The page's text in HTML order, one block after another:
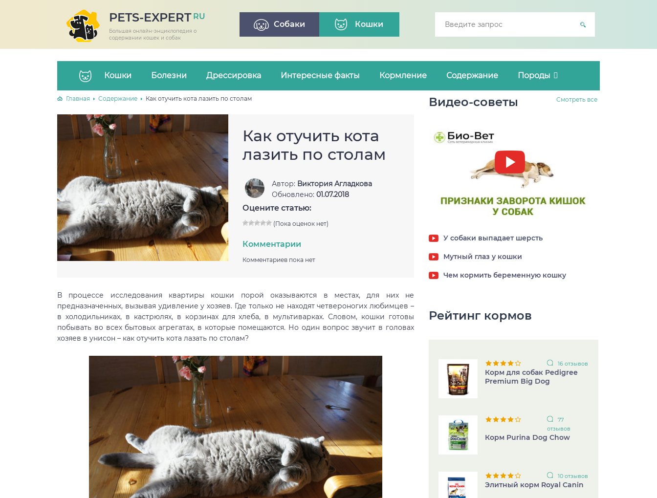
PETS-EXPERT RU
Большая онлайн-энциклопедия о
содержании кошек и собак
Собаки Кошки
Кошки Болезни Дрессировка Интересные факты Кормление Содержание Породы
Главная Содержание Как отучить кота лазить по столам
Как отучить кота
лазить по столам
Автор: Виктория Агладкова
Обновлено: 01.07.2018
Оцените статью:
(Пока оценок нет)
Комментарии
Комментариев пока нет
В процессе исследования квартиры кошки порой оказываются в местах, для них не
предназначенных, вызывая удивление у хозяев. Где только не находят четвероногих любимцев –
в холодильниках, в кастрюлях, в корзинах для хлеба, в мультиварках. Словом, кошки готовы
побывать во всех бытовых агрегатах, в которые помещаются. Но один вопрос звучит в головах
хозяев в унисон – как отучить кота лазать по столам?
Видео-советы Смотреть все
Заворот кишок у собак
У собаки выпадает шерсть
Мутный глаз у кошки
Чем кормить беременную кошку
Рейтинг кормов
16 отзывов
Корм для собак Pedigree
Premium Big Dog
77
отзывов
Корм Purina Dog Chow
10 отзывов
Элитный корм Royal Canin